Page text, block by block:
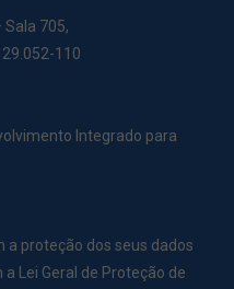
Sala 705,
110
Integrado para
a proteção dos seus dados
Lei Geral de Proteção de